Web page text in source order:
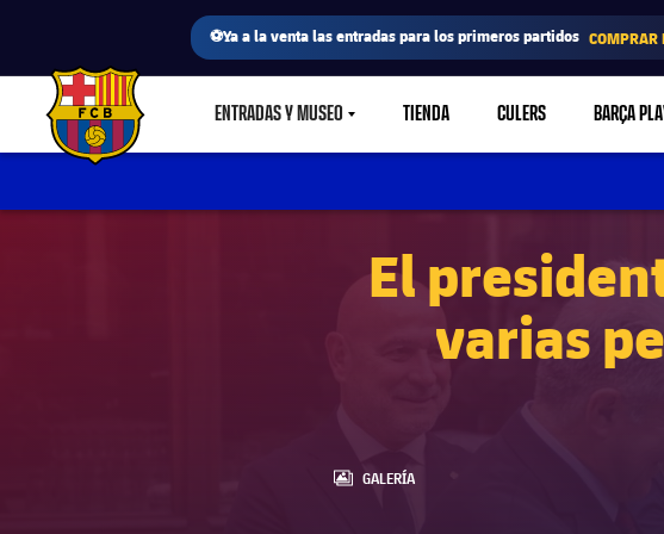
⚽Ya a la venta las entradas para los primeros partidos COMPRAR
FC Barcelona club badge ENTRADAS Y MUSEOLABEL.SHARE.CARETDOWN
TIENDA CULERS BARÇA
El
varias
LABEL.ARIA.GALLERY
GALERÍA